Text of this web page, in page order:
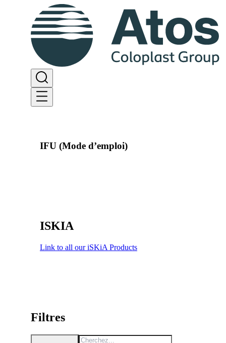
IFU (Mode d’emploi)
ISKIA
Link to all our iSKiA Products
Filtres